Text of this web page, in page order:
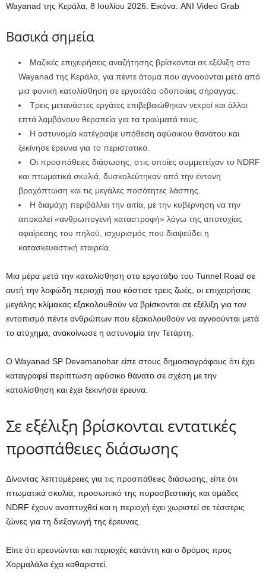
Wayanad της Κεράλα, 8 Ιουλίου 2026. Εικόνα: ANI Video Grab
Βασικά σημεία
Μαζικές επιχειρήσεις αναζήτησης βρίσκονται σε εξέλιξη στο
Wayanad της Κεράλα, για πέντε άτομα που αγνοούνται μετά από
μια φονική κατολίσθηση σε εργοτάξιο οδοποιίας σήραγγας.
Τρεις μετανάστες εργάτες επιβεβαιώθηκαν νεκροί και άλλοι
επτά λαμβάνουν θεραπεία για τα τραύματά τους.
Η αστυνομία κατέγραψε υπόθεση αφύσικου θανάτου και
ξεκίνησε έρευνα για το περιστατικό.
Οι προσπάθειες διάσωσης, στις οποίες συμμετείχαν το NDRF
και πτωματικά σκυλιά, δυσκολεύτηκαν από την έντονη
βροχόπτωση και τις μεγάλες ποσότητες λάσπης.
Η διαμάχη περιβάλλει την αιτία, με την κυβέρνηση να την
αποκαλεί «ανθρωπογενή καταστροφή» λόγω της αποτυχίας
αφαίρεσης του πηλού, ισχυρισμός που διαψεύδει η
κατασκευαστική εταιρεία.
Μια μέρα μετά την κατολίσθηση στο εργοτάξιο του Tunnel Road σε
αυτή την λοφώδη περιοχή που κόστισε τρεις ζωές, οι επιχειρήσεις
μεγάλης κλίμακας εξακολουθούν να βρίσκονται σε εξέλιξη για τον
εντοπισμό πέντε ανθρώπων που εξακολουθούν να αγνοούνται μετά
το ατύχημα, ανακοίνωσε η αστυνομία την Τετάρτη.
Ο Wayanad SP Devamanohar είπε στους δημοσιογράφους ότι έχει
καταγραφεί περίπτωση αφύσικο θάνατο σε σχέση με την
κατολίσθηση και έχει ξεκινήσει έρευνα.
Σε εξέλιξη βρίσκονται εντατικές
προσπάθειες διάσωσης
Δίνοντας λεπτομέρειες για τις προσπάθειες διάσωσης, είπε ότι
πτωματικά σκυλιά, προσωπικό της πυροσβεστικής και ομάδες
NDRF έχουν αναπτυχθεί και η περιοχή έχει χωριστεί σε τέσσερις
ζώνες για τη διεξαγωγή της έρευνας.
Είπε ότι ερευνώνται και περιοχές κατάντη και ο δρόμος προς
Χορμαλάλα έχει καθαριστεί.